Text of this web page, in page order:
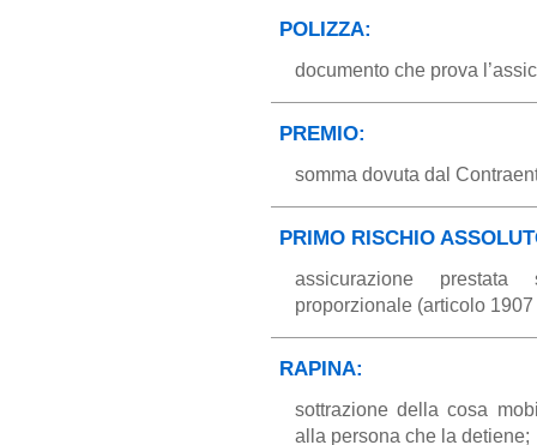
POLIZZA:
documento che prova
PREMIO:
somma dovuta dal
PRIMO RISCHIO
assicurazione
proporzionale (articolo
RAPINA:
sottrazione della cosa
alla persona che la detiene;